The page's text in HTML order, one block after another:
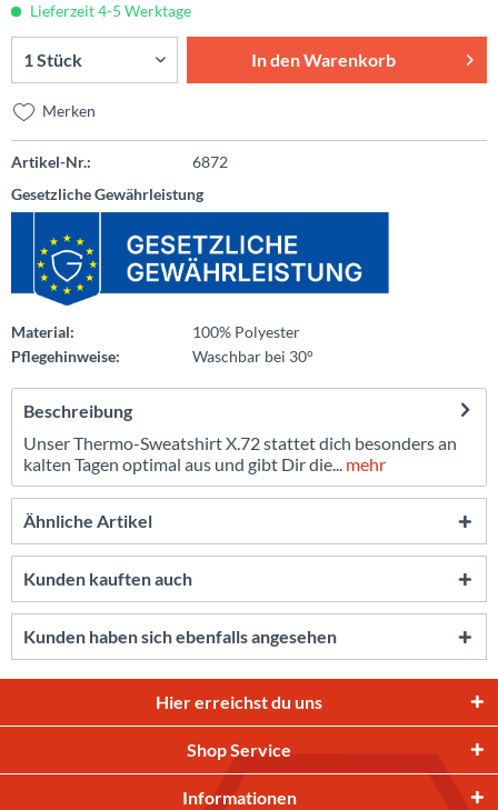
Lieferzeit 4-5 Werktage
In denWarenkorb
Merken
Artikel-Nr.:
6872
Gesetzliche Gewährleistung
Material:
100% Polyester
Pflegehinweise:
Waschbar bei 30°
Beschreibung
Unser Thermo-Sweatshirt X.72 stattet dich besonders an
kalten Tagen optimal aus und gibt Dir die... mehr
Ähnliche Artikel
Kunden kauften auch
Kunden haben sich ebenfalls angesehen
Hier erreichst du uns
Shop Service
Informationen